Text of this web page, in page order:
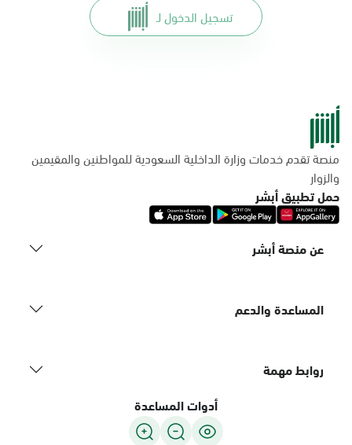
تسجيل الدخول لـ
منصة تقدم خدمات وزارة الداخلية السعودية للمواطنين والمقيمين
والزوار
حمل تطبيق أبشر
عن منصة أبشر
المساعدة والدعم
روابط مهمة
أدوات المساعدة